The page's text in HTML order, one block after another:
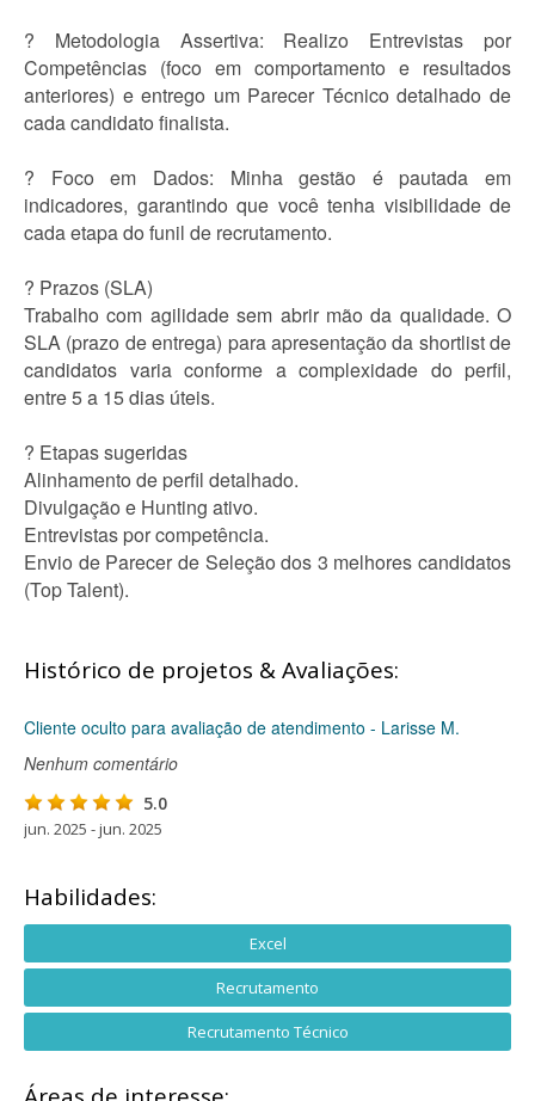
? Metodologia Assertiva: Realizo Entrevistas por
Competências (foco em comportamento e resultados
anteriores) e entrego um Parecer Técnico detalhado de
cada candidato finalista.
? Foco em Dados: Minha gestão é pautada em
indicadores, garantindo que você tenha visibilidade de
cada etapa do funil de recrutamento.
? Prazos (SLA)
Trabalho com agilidade sem abrir mão da qualidade. O
SLA (prazo de entrega) para apresentação da shortlist de
candidatos varia conforme a complexidade do perfil,
entre 5 a 15 dias úteis.
? Etapas sugeridas
Alinhamento de perfil detalhado.
Divulgação e Hunting ativo.
Entrevistas por competência.
Envio de Parecer de Seleção dos 3 melhores candidatos
(Top Talent).
Histórico de projetos & Avaliações:
Cliente oculto para avaliação de atendimento - Larisse M.
Nenhum comentário
5.0
jun. 2025 - jun. 2025
Habilidades:
Excel
Recrutamento
Recrutamento Técnico